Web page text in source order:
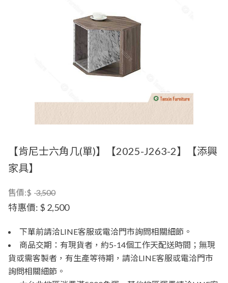
【肯尼士六角几(單)】【2025-J263-2】【添興
家具】
售價:$ 3,500
特惠價: $ 2,500
下單前請洽LINE客服或電洽門市詢問相關細節。
商品交期：有現貨者，約5-14個工作天配送時間；無現
貨或需客製者，有生產等待期，請洽LINE客服或電洽門市
詢問相關細節。